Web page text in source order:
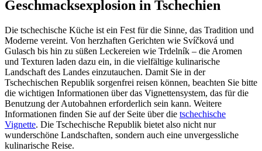
Geschmacksexplosion in Tschechien
Die tschechische Küche ist ein Fest für die Sinne, das Tradition und
Moderne vereint. Von herzhaften Gerichten wie Svíčková und
Gulasch bis hin zu süßen Leckereien wie Trdelník – die Aromen
und Texturen laden dazu ein, in die vielfältige kulinarische
Landschaft des Landes einzutauchen. Damit Sie in der
Tschechischen Republik sorgenfrei reisen können, beachten Sie bitte
die wichtigen Informationen über das Vignettensystem, das für die
Benutzung der Autobahnen erforderlich sein kann. Weitere
Informationen finden Sie auf der Seite über die tschechische
Vignette. Die Tschechische Republik bietet also nicht nur
wunderschöne Landschaften, sondern auch eine unvergessliche
kulinarische Reise.